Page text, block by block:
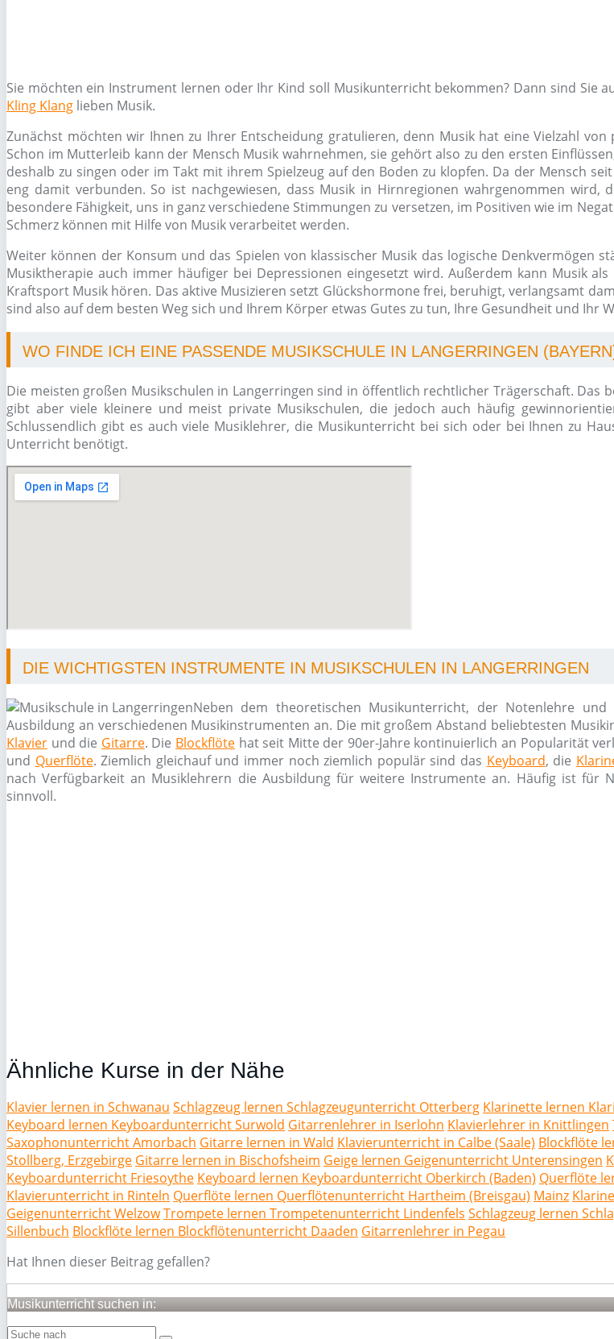
Sie möchten ein Instrument lernen oder Ihr Kind soll Musikunterricht bekommen? Dann sind Sie
Kling Klang lieben Musik.
Zunächst möchten wir Ihnen zu Ihrer Entscheidung gratulieren, denn Musik hat eine Vielzahl
Schon im Mutterleib kann der Mensch Musik wahrnehmen, sie gehört also zu den ersten
deshalb zu singen oder im Takt mit ihrem Spielzeug auf den Boden zu klopfen. Da der Mensch
eng damit verbunden. So ist nachgewiesen, dass Musik in Hirnregionen wahrgenommen
besondere Fähigkeit, uns in ganz verschiedene Stimmungen zu versetzen, im Positiven wie im
Schmerz können mit Hilfe von Musik verarbeitet werden.
Weiter können der Konsum und das Spielen von klassischer Musik das logische Denkvermögen
Musiktherapie auch immer häufiger bei Depressionen eingesetzt wird. Außerdem kann Musik
Kraftsport Musik hören. Das aktive Musizieren setzt Glückshormone frei, beruhigt, verlangsamt
sind also auf dem besten Weg sich und Ihrem Körper etwas Gutes zu tun, Ihre Gesundheit und Ihr
WO FINDE ICH EINE PASSENDE MUSIKSCHULE IN LANGERRINGEN
Die meisten großen Musikschulen in Langerringen sind in öffentlich rechtlicher Trägerschaft. Das
gibt aber viele kleinere und meist private Musikschulen, die jedoch auch häufig
Schlussendlich gibt es auch viele Musiklehrer, die Musikunterricht bei sich oder bei Ihnen zu
Unterricht benötigt.
DIE WICHTIGSTEN INSTRUMENTE IN MUSIKSCHULEN IN LANGERRINGEN
Neben dem theoretischen Musikunterricht, der Notenlehre
Ausbildung an verschiedenen Musikinstrumenten an. Die mit großem Abstand beliebtesten
Klavier und die Gitarre. Die Blockflötehat seit Mitte der 90er-Jahre kontinuierlich an Popularität
und Querflöte. Ziemlich gleichauf und immer noch ziemlich populär sind das Keyboard, die
nach Verfügbarkeit an Musiklehrern die Ausbildung für weitere Instrumente an. Häufig ist für
sinnvoll.
Ähnliche Kurse in der Nähe
Klavier lernen in Schwanau Schlagzeug lernen Schlagzeugunterricht Otterberg Klarinette lernen
Keyboard lernen Keyboardunterricht Surwold Gitarrenlehrer in Iserlohn Klavierlehrer in Knittlingen
Saxophonunterricht Amorbach Gitarre lernen in Wald Klavierunterricht in Calbe (Saale) Blockflöte
Stollberg, Erzgebirge Gitarre lernen in Bischofsheim Geige lernen Geigenunterricht Unterensingen
Keyboardunterricht Friesoythe Keyboard lernen Keyboardunterricht Oberkirch (Baden) Querflöte
Klavierunterricht in Rinteln Querflöte lernen Querflötenunterricht Hartheim (Breisgau) Mainz
Geigenunterricht WelzowTrompete lernen Trompetenunterricht Lindenfels Schlagzeug lernen
Sillenbuch Blockflöte lernen Blockflötenunterricht Daaden Gitarrenlehrer in Pegau
Hat Ihnen dieser Beitrag gefallen?
Musikunterricht suchen in: